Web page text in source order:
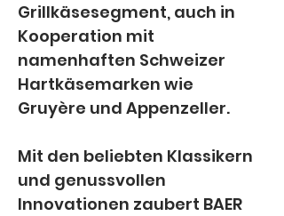
Grillkäsesegment, auch in
Kooperation mit
namenhaften Schweizer
Hartkäsemarken wie
Gruyère und Appenzeller.
Mit den beliebten Klassikern
und genussvollen
Innovationen zaubert BAER